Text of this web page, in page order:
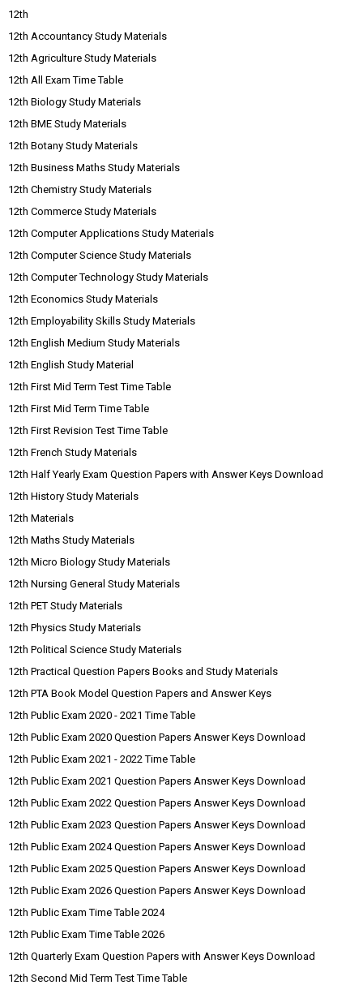
12th
12th Accountancy Study Materials
12th Agriculture Study Materials
12th All Exam Time Table
12th Biology Study Materials
12th BME Study Materials
12th Botany Study Materials
12th Business Maths Study Materials
12th Chemistry Study Materials
12th Commerce Study Materials
12th Computer Applications Study Materials
12th Computer Science Study Materials
12th Computer Technology Study Materials
12th Economics Study Materials
12th Employability Skills Study Materials
12th English Medium Study Materials
12th English Study Material
12th First Mid Term Test Time Table
12th First Mid Term Time Table
12th First Revision Test Time Table
12th French Study Materials
12th Half Yearly Exam Question Papers with Answer Keys Download
12th History Study Materials
12th Materials
12th Maths Study Materials
12th Micro Biology Study Materials
12th Nursing General Study Materials
12th PET Study Materials
12th Physics Study Materials
12th Political Science Study Materials
12th Practical Question Papers Books and Study Materials
12th PTA Book Model Question Papers and Answer Keys
12th Public Exam 2020 - 2021 Time Table
12th Public Exam 2020 Question Papers Answer Keys Download
12th Public Exam 2021 - 2022 Time Table
12th Public Exam 2021 Question Papers Answer Keys Download
12th Public Exam 2022 Question Papers Answer Keys Download
12th Public Exam 2023 Question Papers Answer Keys Download
12th Public Exam 2024 Question Papers Answer Keys Download
12th Public Exam 2025 Question Papers Answer Keys Download
12th Public Exam 2026 Question Papers Answer Keys Download
12th Public Exam Time Table 2024
12th Public Exam Time Table 2026
12th Quarterly Exam Question Papers with Answer Keys Download
12th Second Mid Term Test Time Table